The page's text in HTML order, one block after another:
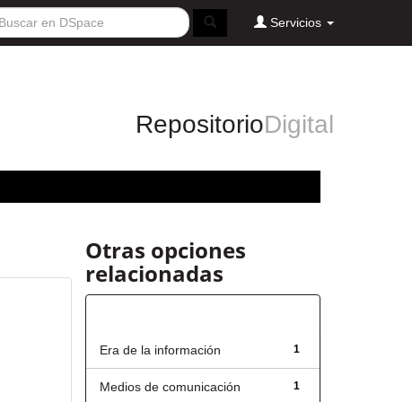
Servicios
RepositorioDigital
Otras opciones
relacionadas
1
Era de la información
1
Medios de comunicación